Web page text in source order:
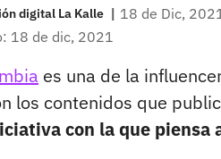
digital La Kalle | 18 de Dic,
18 de dic, 2021
es una de la
los contenidos que
con la que piensa